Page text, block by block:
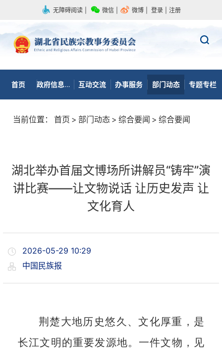
无障碍阅读 微信 微博 登录 注册
首页 政府信息公开 互动交流 办事服务 部门动态 专题专栏
当前位置： 首页 > 部门动态 > 综合要闻 > 综合要闻
湖北举办首届文博场所讲解员“铸牢”演
讲比赛——让文物说话 让历史发声 让
文化育人
2026-05-29 10:29
中国民族报
荆楚大地历史悠久、文化厚重，是
长江文明的重要发源地。一件文物，见